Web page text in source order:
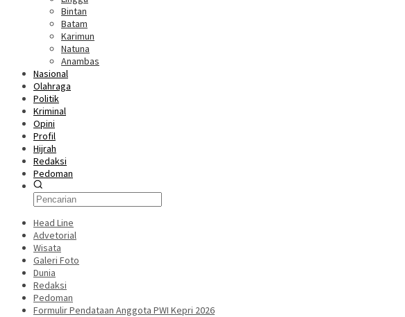
Bintan
Batam
Karimun
Natuna
Anambas
Nasional
Olahraga
Politik
Kriminal
Opini
Profil
Hijrah
Redaksi
Pedoman
Head Line
Advetorial
Wisata
Galeri Foto
Dunia
Redaksi
Pedoman
Formulir Pendataan Anggota PWI Kepri 2026